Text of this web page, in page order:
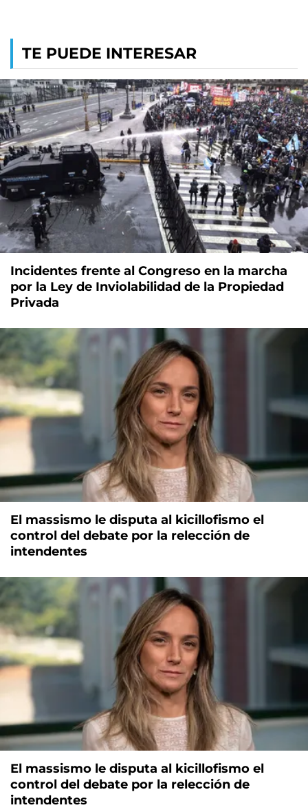
TE PUEDE INTERESAR
Incidentes frente al Congreso en la marcha
por la Ley de Inviolabilidad de la Propiedad
Privada
El massismo le disputa al kicillofismo el
control del debate por la relección de
intendentes
El massismo le disputa al kicillofismo el
control del debate por la relección de
intendentes